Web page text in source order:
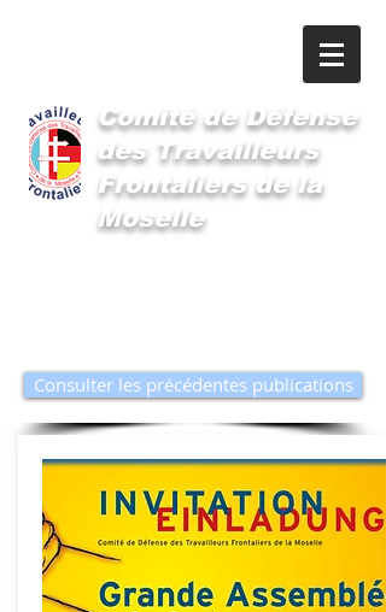
Comitéde Défense
des Travailleurs
Frontaliers de la
Moselle
Consulter les précédentes publications